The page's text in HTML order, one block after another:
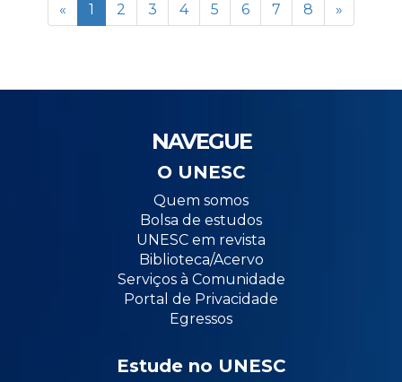
« 1 2 3 4 5 6 7 8 »
NAVEGUE
O UNESC
Quem somos
Bolsa de estudos
UNESC em revista
Biblioteca/Acervo
Serviços à Comunidade
Portal de Privacidade
Egressos
Estude no UNESC